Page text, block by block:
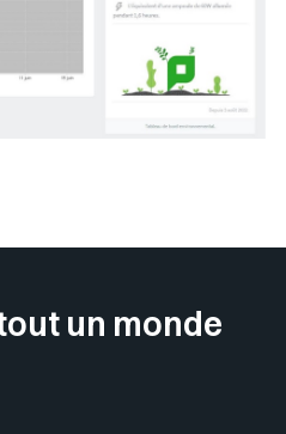
un monde
de l'UQO
de l'UQO